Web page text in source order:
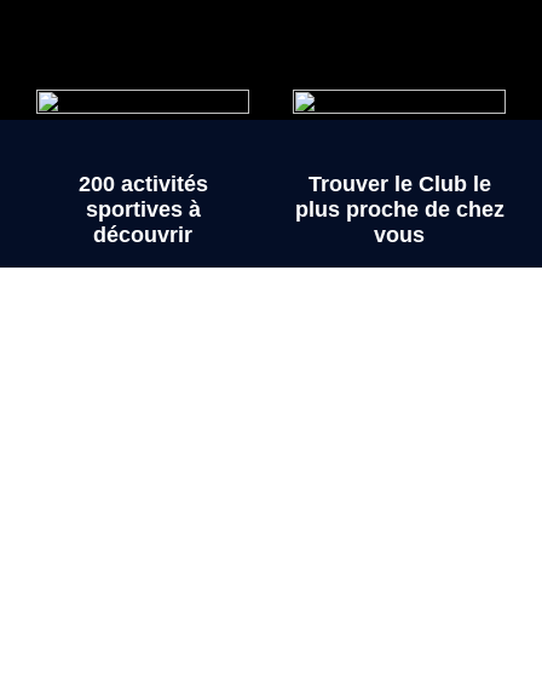
200 activités
sportives à
découvrir
Trouver le Club le
plus proche de chez
vous